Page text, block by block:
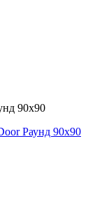
90х90